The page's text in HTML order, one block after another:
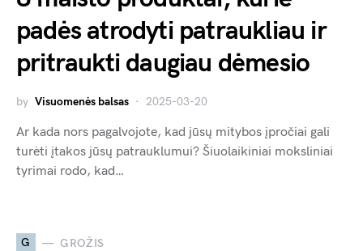
padės atrodyti patraukliau ir
pritraukti daugiau dėmesio
by Visuomenės balsas 2025-03-20
Ar kada nors pagalvojote, kad jūsų mitybos įpročiai gali
turėti įtakos jūsų patrauklumui? Šiuolaikiniai moksliniai
tyrimai rodo, kad…
G GROŽIS